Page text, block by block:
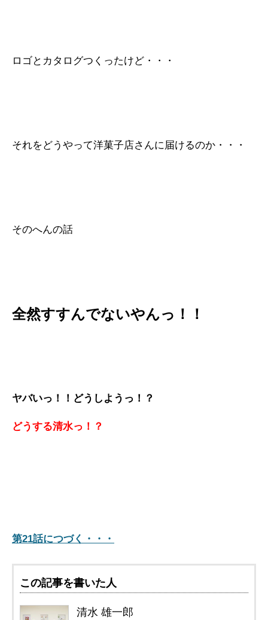
ロゴとカタログつくったけど・・・
それをどうやって洋菓子店さんに届けるのか・・・
そのへんの話
全然すすんでないやんっ！！
ヤバいっ！！どうしようっ！？
どうする清水っ ！？
第21話につづく・・・
この記事を書いた人
清水 雄一郎